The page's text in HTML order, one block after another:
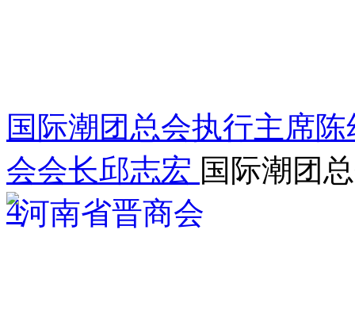
国际潮团总会执行主席
会会长邱志宏 国际潮团
4